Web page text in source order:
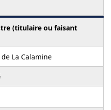
(titulaire ou faisant
La Calamine